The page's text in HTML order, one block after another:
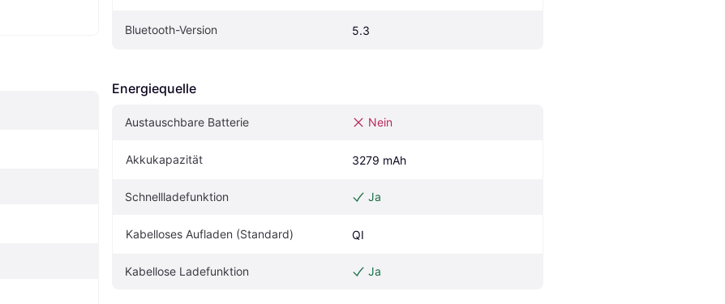
Bluetooth-Version 5.3
Energiequelle
Austauschbare Batterie Nein
Akkukapazität 3279 mAh
Schnellladefunktion Ja
Kabelloses Aufladen (Standard) QI
Kabellose Ladefunktion Ja